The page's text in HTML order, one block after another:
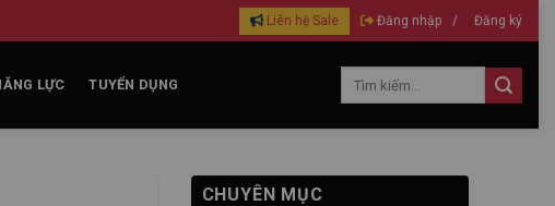
Liên hệ Sale Đăng nhập / Đăng ký
LỰC TUYỂN DỤNG
CHUYÊN MỤC